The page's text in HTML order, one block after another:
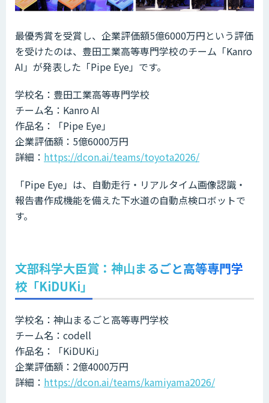
最優秀賞を受賞し、企業評価額5億6000万円という評価
を受けたのは、豊田工業高等専門学校のチーム「Kanro
AI」が発表した「Pipe Eye」です。
学校名：豊田工業高等専門学校
チーム名：Kanro AI
作品名：「Pipe Eye」
企業評価額：5億6000万円
詳細： https://dcon.ai/teams/toyota2026/
「Pipe Eye」は、自動走行・リアルタイム画像認識・
報告書作成機能を備えた下水道の自動点検ロボットで
す。
文部科学大臣賞：神山まるごと高等専門学
校「KiDUKi」
学校名：神山まるごと高等専門学校
チーム名：codell
作品名：「KiDUKi」
企業評価額：2億4000万円
詳細： https://dcon.ai/teams/kamiyama2026/